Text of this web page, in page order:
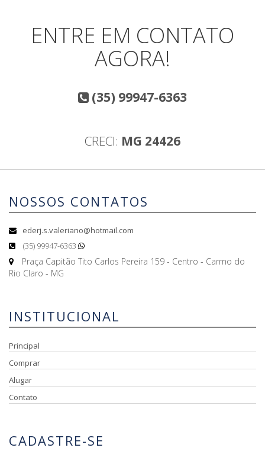
ENTRE EM CONTATO
AGORA!
(35) 99947-6363
CRECI: MG 24426
NOSSOS CONTATOS
ederj.s.valeriano@hotmail.com
(35) 99947-6363
Praça Capitão Tito Carlos Pereira 159 - Centro - Carmo do
Rio Claro - MG
INSTITUCIONAL
Principal
Comprar
Alugar
Contato
CADASTRE-SE